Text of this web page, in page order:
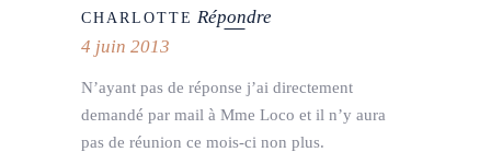
CHARLOTTE Répondre
4 juin 2013
N’ayant pas de réponse j’ai directement
demandé par mail à Mme Loco et il n’y aura
pas de réunion ce mois-ci non plus.